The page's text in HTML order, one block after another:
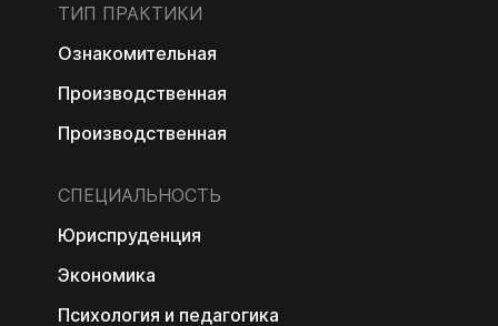
ТИП ПРАКТИКИ
Ознакомительная
Производственная
Производственная
СПЕЦИАЛЬНОСТЬ
Юриспруденция
Экономика
Психология и педагогика